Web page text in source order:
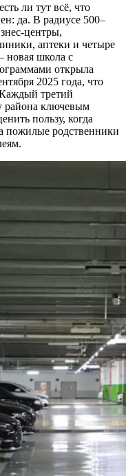
ли тут всё, что
да. В радиусе 500–
центры,
аптеки и четыре
новая школа с
открыла
2025 года, что
Каждый третий
района ключевым
пользу, когда
пожилые родственники